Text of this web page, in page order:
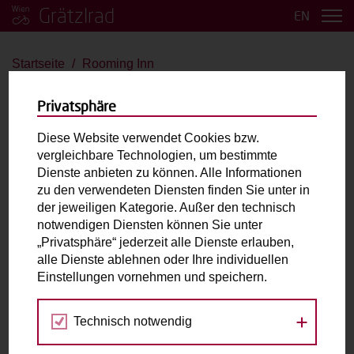
Grätzlrad EN
Startseite Rooming Inn
Babboe Curve
bis 4 Kinder E-Antrieb
Max. zulässiges Gesamtgewicht (inkl. fahrende
Person):200kg
Laderaum:L: 82cm B: 63cm H: 55cm
Fahrradabholung & Rückgabe
Privatsphäre
Diese Website verwendet Cookies bzw.
vergleichbare Technologien, um bestimmte
Dienste anbieten zu können. Alle Informationen
zu den verwendeten Diensten finden Sie unter in
der jeweiligen Kategorie. Außer den technisch
notwendigen Diensten können Sie unter
„Privatsphäre“ jederzeit alle Dienste erlauben,
alle Dienste ablehnen oder Ihre individuellen
Einstellungen vornehmen und speichern.
Technisch notwendig